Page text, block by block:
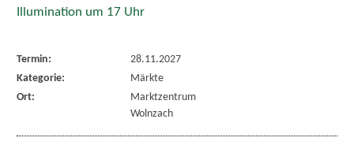
Illumination um 17 Uhr
Termin:
28.11.2027
Kategorie:
Märkte
Ort:
Marktzentrum
Wolnzach